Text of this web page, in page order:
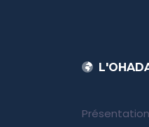
Présentation